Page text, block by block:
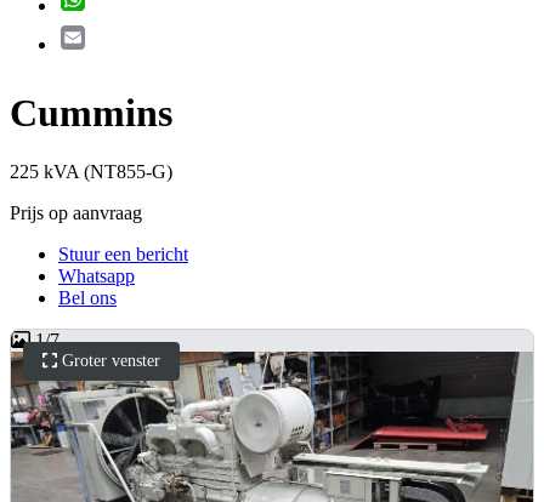
Cummins
225 kVA (NT855-G)
Prijs op aanvraag
Stuur een bericht
Whatsapp
Bel ons
Groter venster
1/7